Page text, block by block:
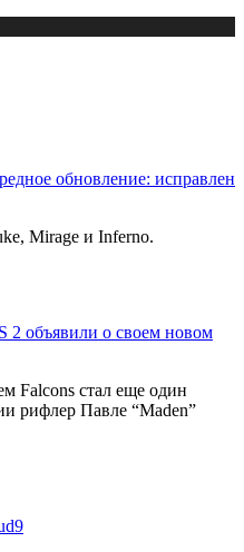
обновление: исправлен
Mirage и Inferno.
2 объявили о своем новом
Falcons стал еще один
рифлер Павле “Maden”